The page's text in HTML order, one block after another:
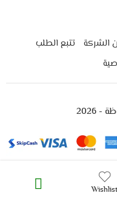
Wishlist
الشركة
تتبع الطلب
2026
(الإنجليزية